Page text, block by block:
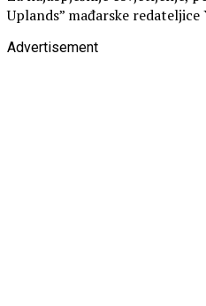
Uplands” mađarske
Advertisement